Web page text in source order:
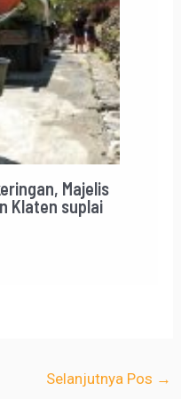
Majelis
Klaten suplai
Selanjutnya Pos →